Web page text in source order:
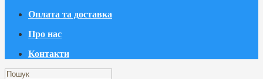
Оплата та доставка
Про нас
Контакти